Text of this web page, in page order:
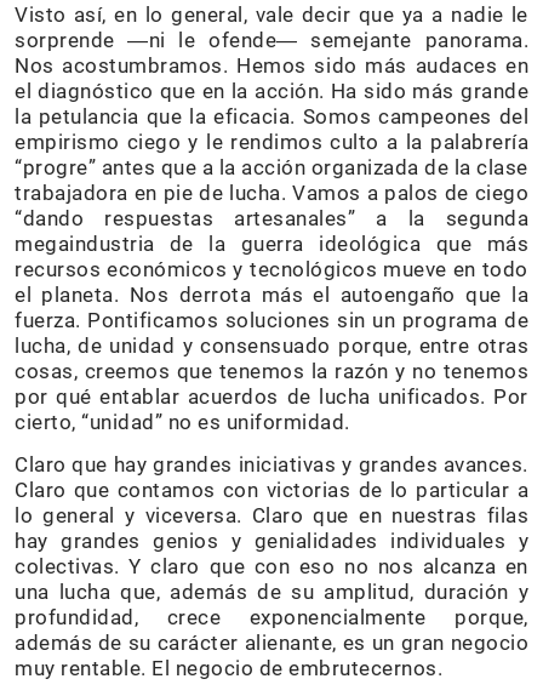
Visto así, en lo general, vale decir que ya a nadie le
sorprende ―ni le ofende― semejante panorama.
Nos acostumbramos. Hemos sido más audaces en
el diagnóstico que en la acción. Ha sido más grande
la petulancia que la eficacia. Somos campeones del
empirismo ciego y le rendimos culto a la palabrería
“progre” antes que a la acción organizada de la clase
trabajadora en pie de lucha. Vamos a palos de ciego
“dando respuestas artesanales” a la segunda
megaindustria de la guerra ideológica que más
recursos económicos y tecnológicos mueve en todo
el planeta. Nos derrota más el autoengaño que la
fuerza. Pontificamos soluciones sin un programa de
lucha, de unidad y consensuado porque, entre otras
cosas, creemos que tenemos la razón y no tenemos
por qué entablar acuerdos de lucha unificados. Por
cierto, “unidad” no es uniformidad.
Claro que hay grandes iniciativas y grandes avances.
Claro que contamos con victorias de lo particular a
lo general y viceversa. Claro que en nuestras filas
hay grandes genios y genialidades individuales y
colectivas. Y claro que con eso no nos alcanza en
una lucha que, además de su amplitud, duración y
profundidad, crece exponencialmente porque,
además de su carácter alienante, es un gran negocio
muy rentable. El negocio de embrutecernos.